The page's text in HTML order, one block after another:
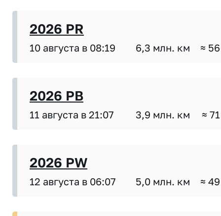
2026 PR
10 августа в 08:19 6,3 млн. км ≈
2026 PB
11 августа в 21:07 3,9 млн. км ≈
2026 PW
12 августа в 06:07 5,0 млн. км ≈